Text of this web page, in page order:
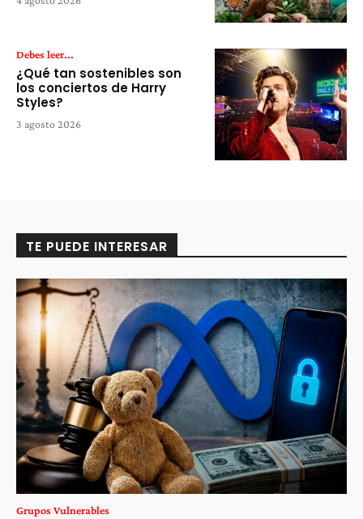
Debes leer...
¿Qué tan sostenibles son
los conciertos de Harry
Styles?
3 agosto 2026
TE PUEDE INTERESAR
Grupos Vulnerables